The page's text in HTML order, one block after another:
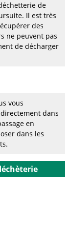
de
Il est très
des
ne peuvent pas
de décharger
vous
dans
en
dans les